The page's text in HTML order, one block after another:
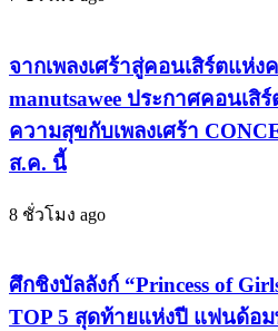
ILLIT–
SSERAFIM–
TWICE
ไล่
ติด
แบบ
สูสี
บน
กริบ
จากเพลงเศร้าสู่คอนเสิร์ตแห่ง
manutsawee ประกาศคอนเสิ
ความสุขกับเพลงเศร้า
ส.ค. นี้
8 ชั่วโมง ago
ศึกชิงบัลลังก์ “Princess of
TOP 5 สุดท้ายแห่งปี แฟนด้อม